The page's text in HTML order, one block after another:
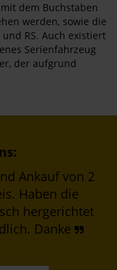
dem Buchstaben
werden, sowie die
RS. Auch existiert
Serienfahrzeug
der aufgrund
Ankauf von 2
Haben die
hergerichtet
Danke